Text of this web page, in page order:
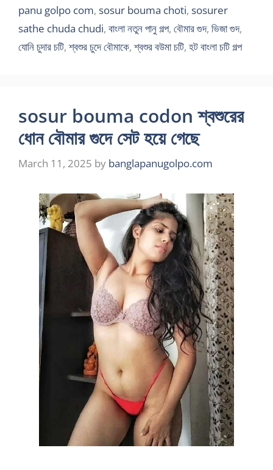
panu golpo com, sosur bouma choti, sosurer
sathe chuda chudi, বাংলা নতুন পানু গল্প, বৌমার গুদ, ভিজা গুদ,
যোনি চুদার চটি,শ্বশুর চুদে বৌমাকে,শ্বশুর বউমা চটি, হট বাংলা চটি গল্প
sosur bouma codon শ্বশুরের
ধোন বৌমার গুদে সেট হয়ে গেছে
March 11, 2025 by banglapanugolpo.com